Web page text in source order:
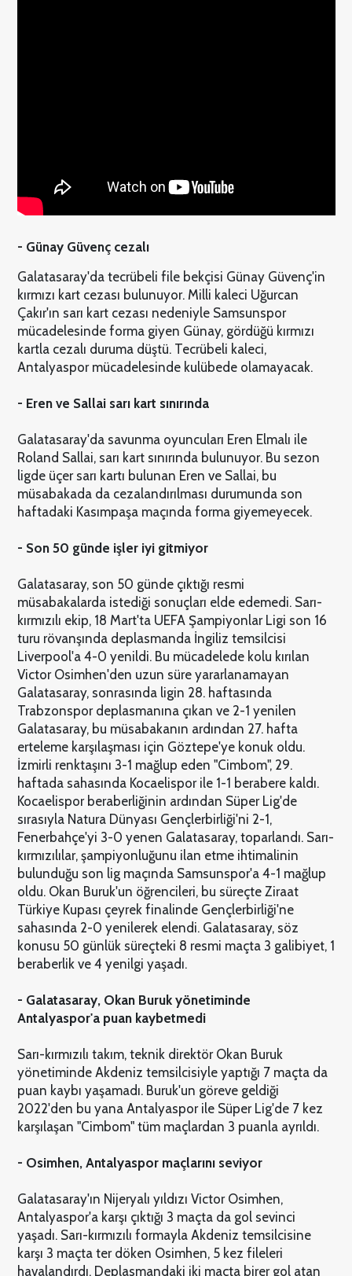
- Günay Güvenç cezalı
Galatasaray'da tecrübeli file bekçisi Günay Güvenç'in
kırmızı kart cezası bulunuyor. Milli kaleci Uğurcan
Çakır'ın sarı kart cezası nedeniyle Samsunspor
mücadelesinde forma giyen Günay, gördüğü kırmızı
kartla cezalı duruma düştü. Tecrübeli kaleci,
Antalyaspor mücadelesinde kulübede olamayacak.
- Eren ve Sallai sarı kart sınırında
Galatasaray'da savunma oyuncuları Eren Elmalı ile
Roland Sallai, sarı kart sınırında bulunuyor. Bu sezon
ligde üçer sarı kartı bulunan Eren ve Sallai, bu
müsabakada da cezalandırılması durumunda son
haftadaki Kasımpaşa maçında forma giyemeyecek.
- Son 50 günde işler iyi gitmiyor
Galatasaray, son 50 günde çıktığı resmi
müsabakalarda istediği sonuçları elde edemedi. Sarı-
kırmızılı ekip, 18 Mart'ta UEFA Şampiyonlar Ligi son 16
turu rövanşında deplasmanda İngiliz temsilcisi
Liverpool'a 4-0 yenildi. Bu mücadelede kolu kırılan
Victor Osimhen'den uzun süre yararlanamayan
Galatasaray, sonrasında ligin 28. haftasında
Trabzonspor deplasmanına çıkan ve 2-1 yenilen
Galatasaray, bu müsabakanın ardından 27. hafta
erteleme karşılaşması için Göztepe'ye konuk oldu.
İzmirli renktaşını 3-1 mağlup eden "Cimbom", 29.
haftada sahasında Kocaelispor ile 1-1 berabere kaldı.
Kocaelispor beraberliğinin ardından Süper Lig'de
sırasıyla Natura Dünyası Gençlerbirliği'ni 2-1,
Fenerbahçe'yi 3-0 yenen Galatasaray, toparlandı. Sarı-
kırmızılılar, şampiyonluğunu ilan etme ihtimalinin
bulunduğu son lig maçında Samsunspor'a 4-1 mağlup
oldu. Okan Buruk'un öğrencileri, bu süreçte Ziraat
Türkiye Kupası çeyrek finalinde Gençlerbirliği'ne
sahasında 2-0 yenilerek elendi. Galatasaray, söz
konusu 50 günlük süreçteki 8 resmi maçta 3 galibiyet, 1
beraberlik ve 4 yenilgi yaşadı.
- Galatasaray, Okan Buruk yönetiminde
Antalyaspor'a puan kaybetmedi
Sarı-kırmızılı takım, teknik direktör Okan Buruk
yönetiminde Akdeniz temsilcisiyle yaptığı 7 maçta da
puan kaybı yaşamadı. Buruk'un göreve geldiği
2022'den bu yana Antalyaspor ile Süper Lig'de 7 kez
karşılaşan "Cimbom" tüm maçlardan 3 puanla ayrıldı.
- Osimhen, Antalyaspor maçlarını seviyor
Galatasaray'ın Nijeryalı yıldızı Victor Osimhen,
Antalyaspor'a karşı çıktığı 3 maçta da gol sevinci
yaşadı. Sarı-kırmızılı formayla Akdeniz temsilcisine
karşı 3 maçta ter döken Osimhen, 5 kez fileleri
havalandırdı. Deplasmandaki iki maçta birer gol atan